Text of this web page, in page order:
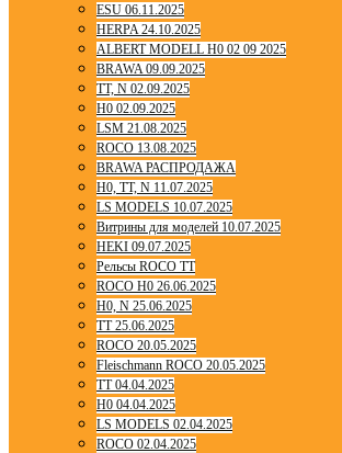
ESU 06.11.2025
HERPA 24.10.2025
ALBERT MODELL H0 02 09 2025
BRAWA 09.09.2025
TT, N 02.09.2025
H0 02.09.2025
LSM 21.08.2025
ROCO 13.08.2025
BRAWA РАСПРОДАЖА
H0, TT, N 11.07.2025
LS MODELS 10.07.2025
Витрины для моделей 10.07.2025
HEKI 09.07.2025
Рельсы ROCO TT
ROCO H0 26.06.2025
H0, N 25.06.2025
TT 25.06.2025
ROCO 20.05.2025
Fleischmann ROCO 20.05.2025
TT 04.04.2025
H0 04.04.2025
LS MODELS 02.04.2025
ROCO 02.04.2025